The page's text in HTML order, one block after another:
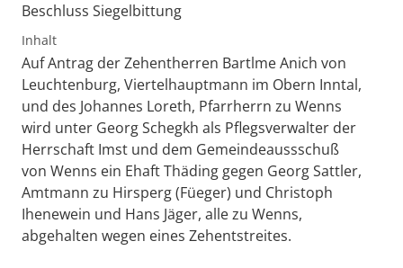
Beschluss Siegelbittung
Inhalt
Auf Antrag der Zehentherren Bartlme Anich von
Leuchtenburg, Viertelhauptmann im Obern Inntal,
und des Johannes Loreth, Pfarrherrn zu Wenns
wird unter Georg Schegkh als Pflegsverwalter der
Herrschaft Imst und dem Gemeindeaussschuß
von Wenns ein Ehaft Thäding gegen Georg Sattler,
Amtmann zu Hirsperg (Füeger) und Christoph
Ihenewein und Hans Jäger, alle zu Wenns,
abgehalten wegen eines Zehentstreites.